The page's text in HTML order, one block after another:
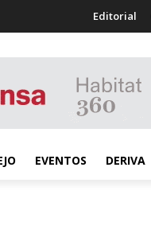
Editorial
EVENTOS DERIVA